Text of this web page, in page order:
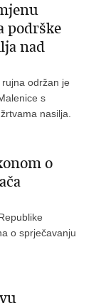
podrške
nad
održan je
s
nasilja.
o
o sprječavanju